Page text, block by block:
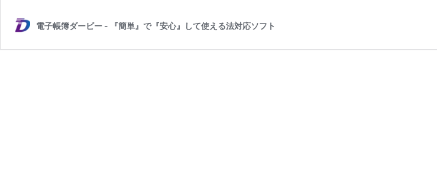
電子帳簿ダービー - 『簡単』で『安心』して使える法対応ソフト